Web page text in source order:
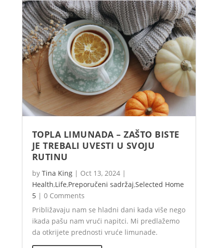
TOPLA LIMUNADA – ZAŠTO BISTE
JE TREBALI UVESTI U SVOJU
RUTINU
by Tina King | Oct 13, 2024 |
Health,Life,Preporučeni sadržaj,Selected Home
5 | 0 Comments
Približavaju nam se hladni dani kada više nego
ikada pašu nam vrući napitci. Mi predlažemo
da otkrijete prednosti vruće limunade.